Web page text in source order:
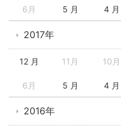
6月 5 月 4 月
2017年
12 月 11月 10月
6月 5 月 4 月
2016年